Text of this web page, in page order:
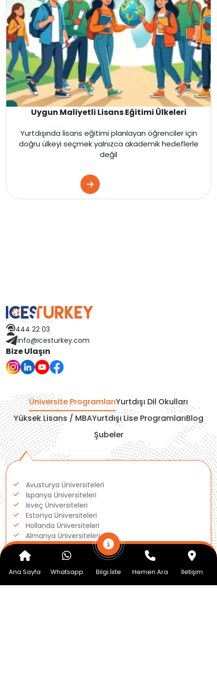
Uygun Maliyetli Lisans Eğitimi Ülkeleri
Yurtdışında lisans eğitimi planlayan öğrenciler için
doğru ülkeyi seçmek yalnızca akademik hedeflerle
değil
444 22 03
info@icesturkey.com
Bize Ulaşın
Üniversite ProgramlarıYurtdışı Dil Okulları
Yüksek Lisans / MBAYurtdışı Lise ProgramlarıBlog
Şubeler
Avusturya Üniversiteleri
İspanya Üniversiteleri
İsveç Üniversiteleri
Estonya Üniversiteleri
Hollanda Üniversiteleri
Almanya Üniversiteleri
Amerika Üniversiteleri
Kanada Üniversiteleri
Macaristan Üniversiteleri
Ana Sayfa Whatsapp Bilgi İste Hemen Ara İletişim